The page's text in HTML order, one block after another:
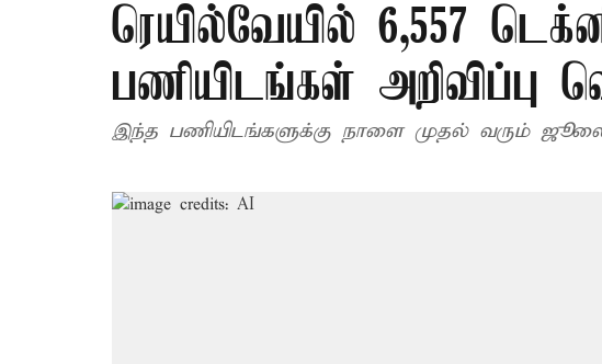
ரெயில்வேயில் 6,557
பணியிடங்கள் அறிவிப்பு
இந்த பணியிடங்களுக்கு நாளை முதல் வரும்